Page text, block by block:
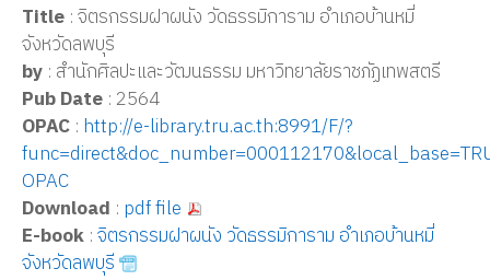
Title : จิตรกรรมฝาผนัง วัดธรรมิการาม อำเภอบ้านหมี่
จังหวัดลพบุรี
by : สำนักศิลปะและวัฒนธรรม มหาวิทยาลัยราชภัฏเทพสตรี
Pub Date : 2564
OPAC : http://e-library.tru.ac.th:8991/F/?
OPAC
Download : pdf file
E-book :จิตรกรรมฝาผนัง วัดธรรมิการาม อำเภอบ้านหมี่
จังหวัดลพบุรี